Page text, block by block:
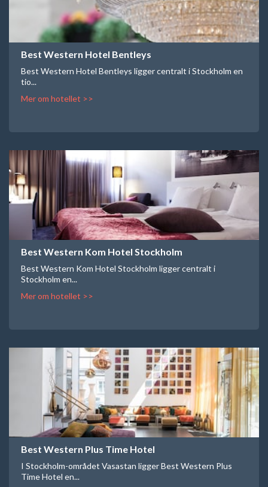
Best Western Hotel Bentleys
Best Western Hotel Bentleys ligger centralt i Stockholm en
tio...
Mer om hotellet >>
Best Western Kom Hotel Stockholm
Best Western Kom Hotel Stockholm ligger centralt i
Stockholm en...
Mer om hotellet >>
Best Western Plus Time Hotel
I Stockholm-området Vasastan ligger Best Western Plus
Time Hotel en...